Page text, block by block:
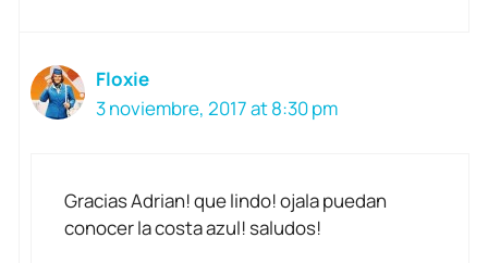
Floxie
3 noviembre, 2017 at 8:30 pm
Gracias Adrian! que lindo! ojala puedan
conocer la costa azul! saludos!